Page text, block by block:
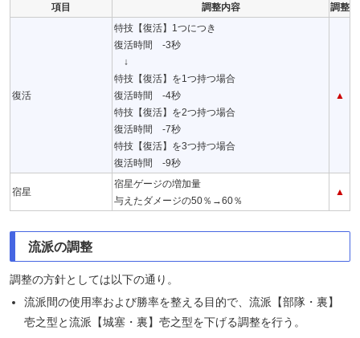
項目 調整内容 調整
復活
特技【復活】1つにつき
復活時間 -3秒
↓
特技【復活】を1つ持つ場合
復活時間 -4秒
特技【復活】を2つ持つ場合
復活時間 -7秒
特技【復活】を3つ持つ場合
復活時間 -9秒
▲
宿星
宿星ゲージの増加量
与えたダメージの50％→60％
▲
流派の調整
調整の方針としては以下の通り。
流派間の使用率および勝率を整える目的で、流派【部隊・裏】
壱之型と流派【城塞・裏】壱之型を下げる調整を行う。